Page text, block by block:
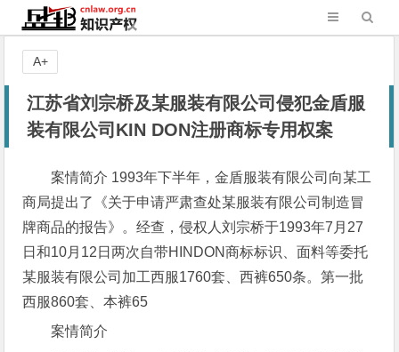
江苏省刘宗桥及某服装有限公司侵犯金盾服
装有限公司KIN DON注册商标专用权案
案情简介 1993年下半年，金盾服装有限公司向某工
商局提出了《关于申请严肃查处某服装有限公司制造冒
牌商品的报告》。经查，侵权人刘宗桥于1993年7月27
日和10月12日两次自带HINDON商标标识、面料等委托
某服装有限公司加工西服1760套、西裤650条。第一批
西服860套、本裤65
案情简介
A+